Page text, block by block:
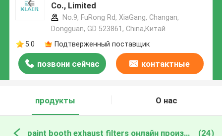
Co., Limited
No.9, FuRong Rd, XiaGang, Changan,
Dongguan, GD 523861, China,Китай
5.0
Подтверженный поставщик
позвони сейчас контактные
продукты
О нас
paint booth exhaust filters онлайн производство (24)